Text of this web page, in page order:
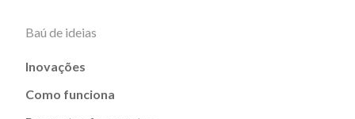
Baú de ideias
Inovações
Como funciona